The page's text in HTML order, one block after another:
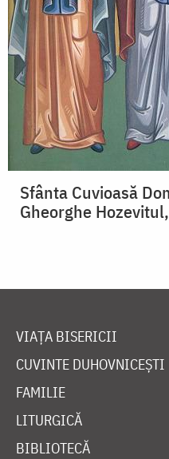
Sfânta Cuvioasă
Gheorghe
VIAȚA BISERICII
CUVINTE DUHOVNICEȘTI
FAMILIE
LITURGICĂ
BIBLIOTECĂ